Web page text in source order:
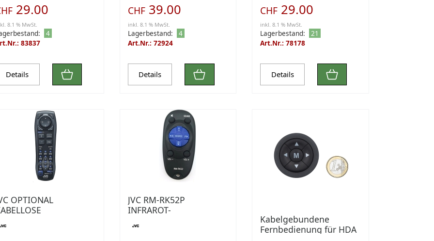
29.00
8.1 % MwSt.
4
83837
Details
CHF39.00
inkl. 8.1 % MwSt.
Lagerbestand:
4
Art.Nr.: 72924
Details
CHF 29.00
inkl. 8.1 % MwSt.
Lagerbestand:
21
Art.Nr.: 78178
Details
OPTIONAL
JVC RM-RK52P
INFRAROT-
Kabelgebundene
Fernbedienung für HDA